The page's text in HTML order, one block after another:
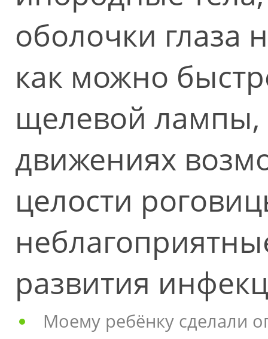
оболочки глаза
как можно
щелевой лампы,
движениях
целости
развития
Моему ребёнку сделали